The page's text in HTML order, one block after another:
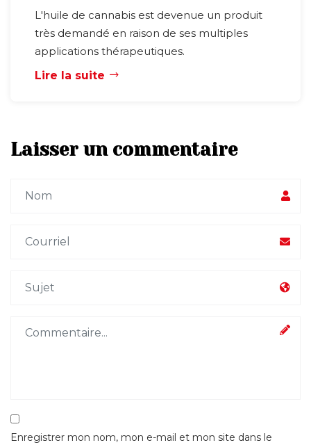
L'huile de cannabis est devenue un produit
très demandé en raison de ses multiples
applications thérapeutiques.
Lire la suite
Laisser un commentaire
Enregistrer mon nom, mon e-mail et mon site dans le